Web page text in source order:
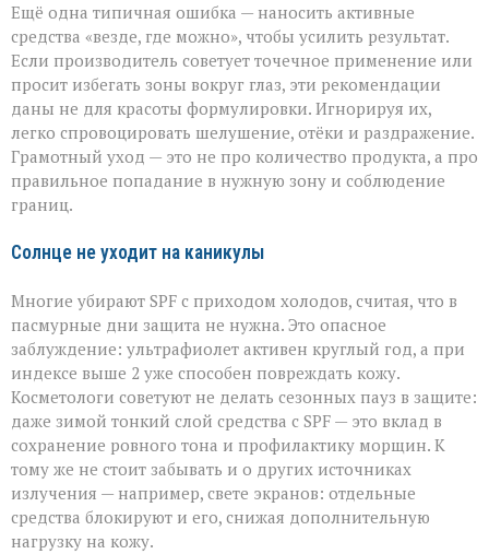
Ещё одна типичная ошибка — наносить активные
средства «везде, где можно», чтобы усилить результат.
Если производитель советует точечное применение или
просит избегать зоны вокруг глаз, эти рекомендации
даны не для красоты формулировки. Игнорируя их,
легко спровоцировать шелушение, отёки и раздражение.
Грамотный уход — это не про количество продукта, а про
правильное попадание в нужную зону и соблюдение
границ.
Солнце не уходит на каникулы
Многие убирают SPF с приходом холодов, считая, что в
пасмурные дни защита не нужна. Это опасное
заблуждение: ультрафиолет активен круглый год, а при
индексе выше 2 уже способен повреждать кожу.
Косметологи советуют не делать сезонных пауз в защите:
даже зимой тонкий слой средства с SPF — это вклад в
сохранение ровного тона и профилактику морщин. К
тому же не стоит забывать и о других источниках
излучения — например, свете экранов: отдельные
средства блокируют и его, снижая дополнительную
нагрузку на кожу.